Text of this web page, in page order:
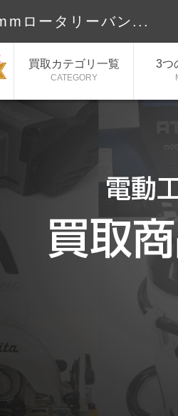
ロータリーバン...
買取カテゴリ一覧
CATEGORY
3つ